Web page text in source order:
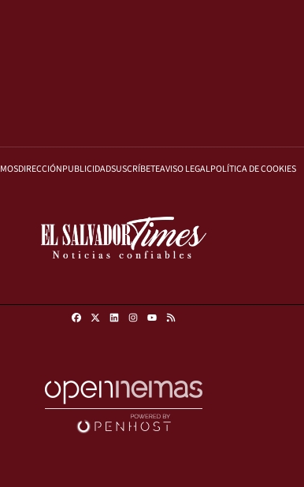
DIRECCIÓNPUBLICIDADSUSCRÍBETEAVISO LEGALPOLÍTICA DE COOKIES
FacebookLinkedinInstagram